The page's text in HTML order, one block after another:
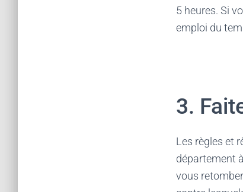
5 heures. Si
emploi du
3.
Les règles et
département
vous